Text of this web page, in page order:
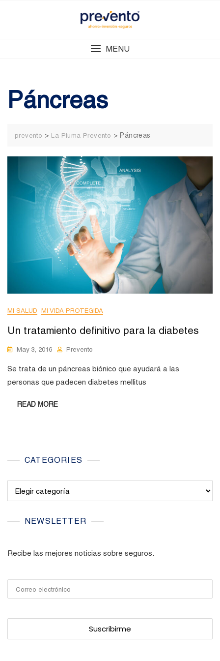
MENU
Páncreas
prevento > La Pluma Prevento > Páncreas
MI SALUD MI VIDA PROTEGIDA
Un tratamiento definitivo para la diabetes
May 3, 2016 Prevento
Se trata de un páncreas biónico que ayudará a las
personas que padecen diabetes mellitus
READ MORE
CATEGORIES
NEWSLETTER
Recibe las mejores noticias sobre seguros.